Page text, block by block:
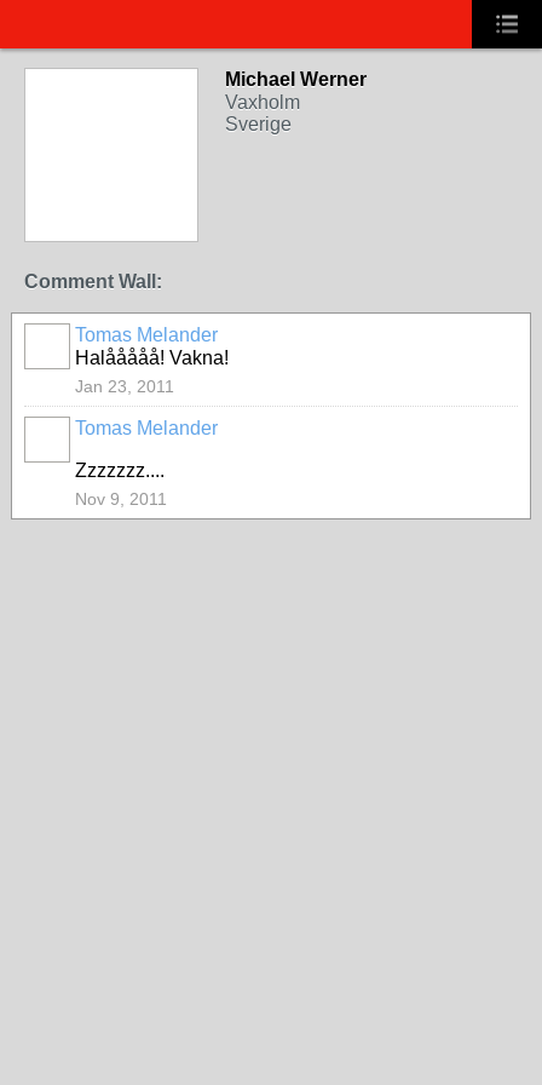
Michael Werner
Vaxholm
Sverige
Comment Wall:
Tomas Melander
Halååååå! Vakna!
Jan 23, 2011
Tomas Melander
Zzzzzzz....
Nov 9, 2011